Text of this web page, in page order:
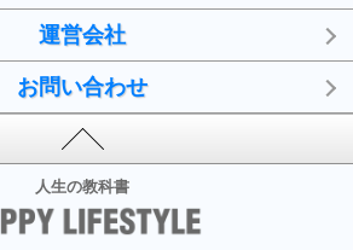
運営会社
お問い合わせ
人生の教科書